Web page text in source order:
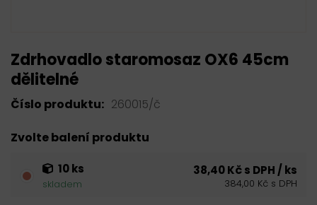
Zdrhovadlo staromosaz OX6 45cm
dělitelné
Číslo produktu: 260015/č
Zvolte balení produktu
10 ks
skladem
38,40 Kč s DPH / ks
384,00 Kč s DPH